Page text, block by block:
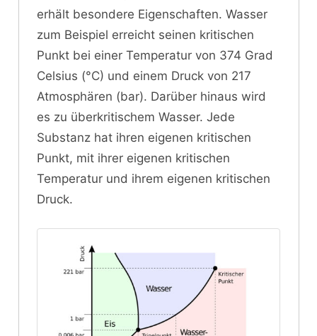
erhält besondere Eigenschaften. Wasser
zum Beispiel erreicht seinen kritischen
Punkt bei einer Temperatur von 374 Grad
Celsius (°C) und einem Druck von 217
Atmosphären (bar). Darüber hinaus wird
es zu überkritischem Wasser. Jede
Substanz hat ihren eigenen kritischen
Punkt, mit ihrer eigenen kritischen
Temperatur und ihrem eigenen kritischen
Druck.